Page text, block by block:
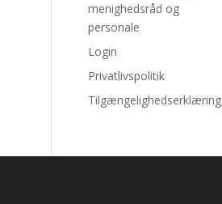
menighedsråd og
personale
Login
Privatlivspolitik
Tilgængelighedserklæring